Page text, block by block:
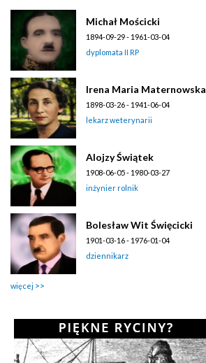
Michał Mościcki
1894-09-29 - 1961-03-04
dyplomata II RP
Irena Maria Maternowska
1898-03-26 - 1941-06-04
lekarz weterynarii
Alojzy Świątek
1908-06-05 - 1980-03-27
inżynier rolnik
Bolesław Wit Święcicki
1901-03-16 - 1976-01-04
dziennikarz
więcej